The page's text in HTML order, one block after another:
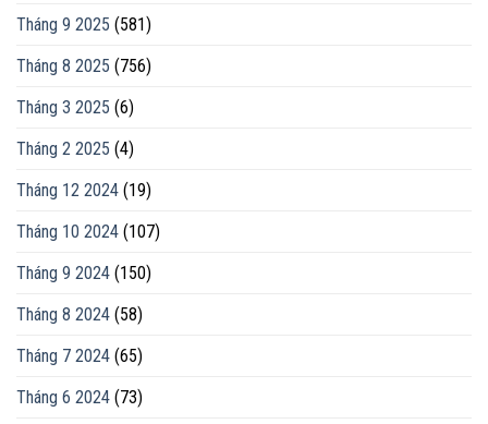
Tháng 9 2025 (581)
Tháng 8 2025 (756)
Tháng 3 2025 (6)
Tháng 2 2025 (4)
Tháng 12 2024 (19)
Tháng 10 2024 (107)
Tháng 9 2024 (150)
Tháng 8 2024 (58)
Tháng 7 2024 (65)
Tháng 6 2024 (73)